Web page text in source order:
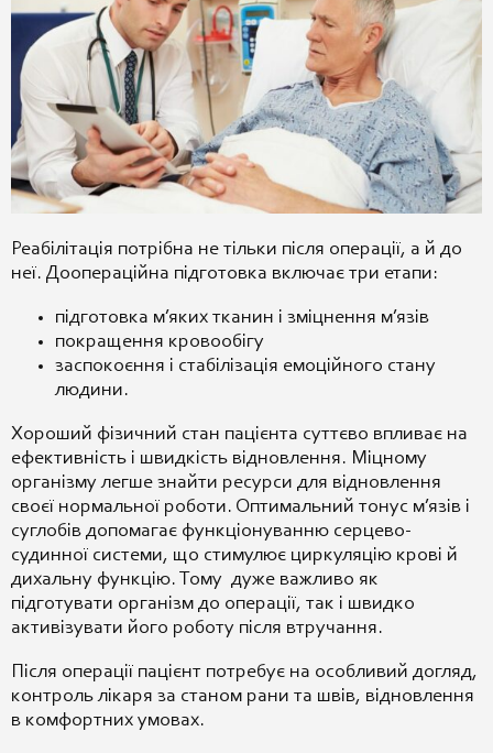
Реабілітація потрібна не тільки після операції, а й до
неї. Доопераційна підготовка включає три етапи:
підготовка м’яких тканин і зміцнення м’язів
покращення кровообігу
заспокоєння і стабілізація емоційного стану
людини.
Хороший фізичний стан пацієнта суттєво впливає на
ефективність і швидкість відновлення. Міцному
організму легше знайти ресурси для відновлення
своєї нормальної роботи. Оптимальний тонус м’язів і
суглобів допомагає функціонуванню серцево-
судинної системи, що стимулює циркуляцію крові й
дихальну функцію. Тому дуже важливо як
підготувати організм до операції, так і швидко
активізувати його роботу після втручання.
Після операції пацієнт потребує на особливий догляд,
контроль лікаря за станом рани та швів, відновлення
в комфортних умовах.